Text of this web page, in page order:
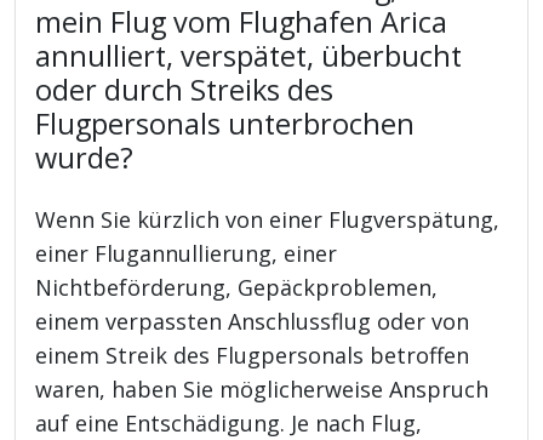
mein Flug vom Flughafen Arica
annulliert, verspätet, überbucht
oder durch Streiks des
Flugpersonals unterbrochen
wurde?
Wenn Sie kürzlich von einer Flugverspätung,
einer Flugannullierung, einer
Nichtbeförderung, Gepäckproblemen,
einem verpassten Anschlussflug oder von
einem Streik des Flugpersonals betroffen
waren, haben Sie möglicherweise Anspruch
auf eine Entschädigung. Je nach Flug,